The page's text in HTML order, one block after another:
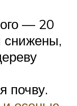
— 20
снижены,
почву.